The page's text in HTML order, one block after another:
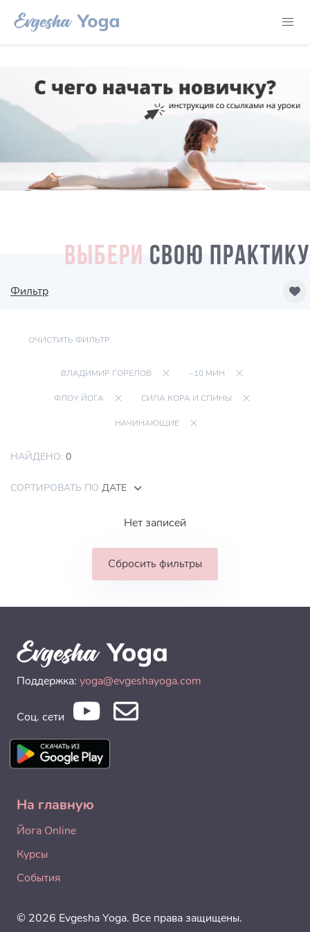
ВЫБЕРИ СВОЮ ПРАКТИКУ
Фильтр
ОЧИСТИТЬ ФИЛЬТР
ВЛАДИМИР ГОРЕЛОВ ~10 МИН
ФЛОУ ЙОГА СИЛА КОРА И СПИНЫ
НАЧИНАЮЩИЕ
НАЙДЕНО: 0
СОРТИРОВАТЬ ПО ДАТЕ
Нет записей
Сбросить фильтры
Поддержка: yoga@evgeshayoga.com
Соц. сети
На главную
Йога Online
Курсы
События
© 2026 Evgesha Yoga. Все права защищены.